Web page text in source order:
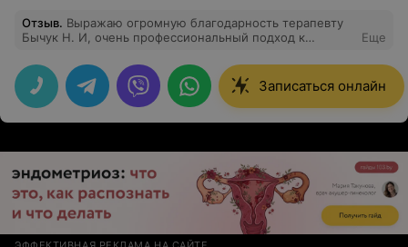
Отзыв. Выражаю огромную благодарность терапевту
Бычук Н. И, очень профессиональный подход к
доктор,все досконально выяснила, назначила верное
лечение. Приятно, когда доктор относится к здоровью
пациента с пониманием.
Еще
Записаться онлайн